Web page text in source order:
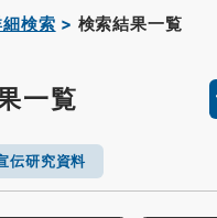
細検索 検索結果一覧
一覧
伝研究資料